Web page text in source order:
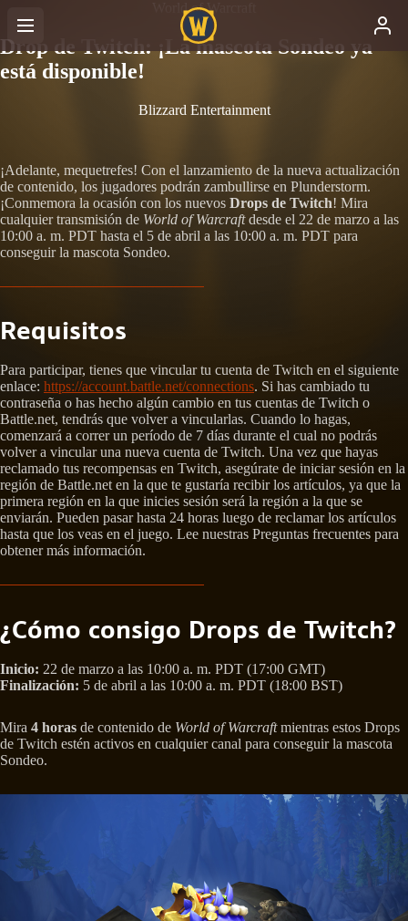
World of Warcraft
Drop de Twitch: ¡La mascota Sondeo ya
está disponible!
Blizzard Entertainment
¡Adelante, mequetrefes! Con el lanzamiento de la nueva actualización
de contenido, los jugadores podrán zambullirse en Plunderstorm.
¡Conmemora la ocasión con los nuevos Drops de Twitch! Mira
cualquier transmisión de World of Warcraftdesde el 22 de marzo a las
10:00 a. m. PDT hasta el 5 de abril a las 10:00 a. m. PDT para
conseguir la mascota Sondeo.
Requisitos
Para participar, tienes que vincular tu cuenta de Twitch en el siguiente
enlace: https://account.battle.net/connections. Si has cambiado tu
contraseña o has hecho algún cambio en tus cuentas de Twitch o
Battle.net, tendrás que volver a vincularlas. Cuando lo hagas,
comenzará a correr un período de 7 días durante el cual no podrás
volver a vincular una nueva cuenta de Twitch. Una vez que hayas
reclamado tus recompensas en Twitch, asegúrate de iniciar sesión en la
región de Battle.net en la que te gustaría recibir los artículos, ya que la
primera región en la que inicies sesión será la región a la que se
enviarán. Pueden pasar hasta 24 horas luego de reclamar los artículos
hasta que los veas en el juego. Lee nuestras Preguntas frecuentes para
obtener más información.
¿Cómo consigo Drops de Twitch?
Inicio: 22 de marzo a las 10:00 a. m. PDT (17:00 GMT)
Finalización: 5 de abril a las 10:00 a. m. PDT (18:00 BST)
Mira 4 horas de contenido de World of Warcraftmientras estos Drops
de Twitch estén activos en cualquier canal para conseguir la mascota
Sondeo.